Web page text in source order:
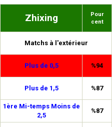
Zhixing
Pour
cent
Matchs à l'extérieur
Plus de 0,5 %94
Plus de 1,5 %87
1ère Mi-temps Moins de
2,5
%87